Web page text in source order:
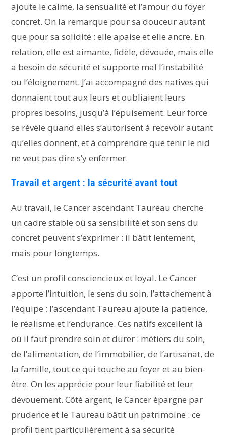
ajoute le calme, la sensualité et l’amour du foyer
concret. On la remarque pour sa douceur autant
que pour sa solidité : elle apaise et elle ancre. En
relation, elle est aimante, fidèle, dévouée, mais elle
a besoin de sécurité et supporte mal l’instabilité
ou l’éloignement. J’ai accompagné des natives qui
donnaient tout aux leurs et oubliaient leurs
propres besoins, jusqu’à l’épuisement. Leur force
se révèle quand elles s’autorisent à recevoir autant
qu’elles donnent, et à comprendre que tenir le nid
ne veut pas dire s’y enfermer.
Travail et argent : la sécurité avant tout
Au travail, le Cancer ascendant Taureau cherche
un cadre stable où sa sensibilité et son sens du
concret peuvent s’exprimer : il bâtit lentement,
mais pour longtemps.
C’est un profil consciencieux et loyal. Le Cancer
apporte l’intuition, le sens du soin, l’attachement à
l’équipe ; l’ascendant Taureau ajoute la patience,
le réalisme et l’endurance. Ces natifs excellent là
où il faut prendre soin et durer : métiers du soin,
de l’alimentation, de l’immobilier, de l’artisanat, de
la famille, tout ce qui touche au foyer et au bien-
être. On les apprécie pour leur fiabilité et leur
dévouement. Côté argent, le Cancer épargne par
prudence et le Taureau bâtit un patrimoine : ce
profil tient particulièrement à sa sécurité